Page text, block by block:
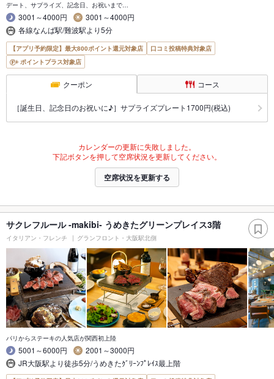
デート、サプライズ、記念日、お祝いまで…
3001～4000円
3001～4000円
各線なんば駅/難波駅より5分
【アプリ予約限定】最大800ポイント還元対象店
口コミ投稿特典対象店
ポイントプラス対象店
クーポン コース
［誕生日、記念日のお祝いに♪］サプライズプレート1700円(税込)
カレンダーの更新に失敗しました。
下記ボタンを押して空席状況を更新してください。
空席状況を更新する
サクレフルール -makibi- うめきたグリーンプレイス3階
イタリアン・フレンチ グランフロント・大阪駅北側
パリからステーキの人気店が関西初上陸
5001～6000円
2001～3000円
JR大阪駅より徒歩5分/うめきたｸﾞﾘｰﾝﾌﾟﾚｲｽ最上階